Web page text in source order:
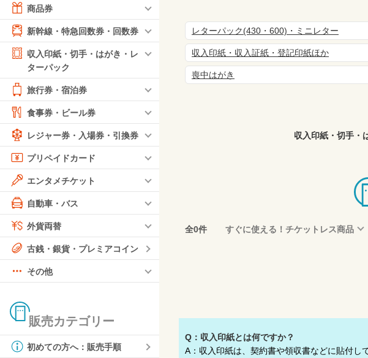
商品券
新幹線・特急回数券・回数券
収入印紙・切手・はがき・レ
ターパック
旅行券・宿泊券
食事券・ビール券
レジャー券・入場券・引換券
プリペイドカード
エンタメチケット
自動車・バス
外貨両替
古銭・銀貨・プレミアコイン
その他
販売カテゴリー
初めての方へ：販売手順
レターパック(430・600)・ミニレター
収入印紙・収入証紙・登記印紙ほか
喪中はがき
収入印紙・切手・
全0件 すぐに使える！チケットレス商品
Q：収入印紙とは何ですか？
A：収入印紙は、契約書や領収書などに貼付し